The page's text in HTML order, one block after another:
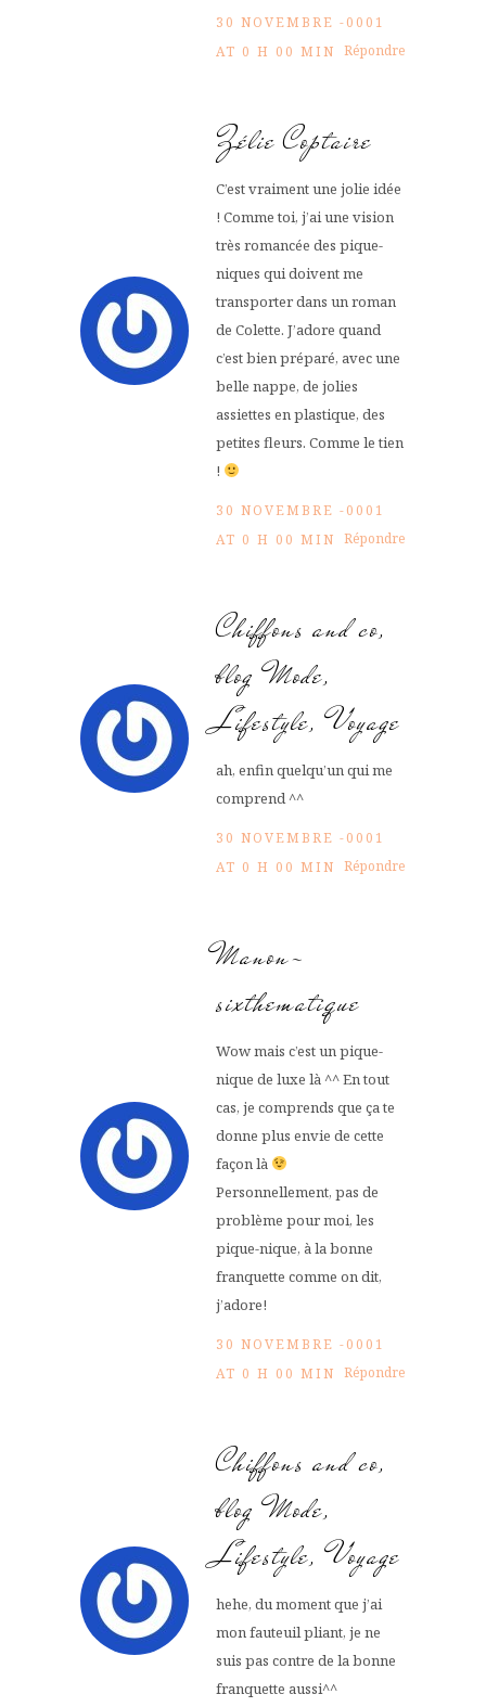
30 NOVEMBRE -0001
AT 0 H 00 MIN Répondre
Zélie Coptaire
C’est vraiment une jolie idée
! Comme toi, j’ai une vision
très romancée des pique-
niques qui doivent me
transporter dans un roman
de Colette. J’adore quand
c’est bien préparé, avec une
belle nappe, de jolies
assiettes en plastique, des
petites fleurs. Comme le tien
!
30 NOVEMBRE -0001
AT 0 H 00 MIN Répondre
Chiffons and co,
blog Mode,
Lifestyle, Voyage
ah, enfin quelqu’un qui me
comprend ^^
30 NOVEMBRE -0001
AT 0 H 00 MIN Répondre
Manon-
sixthematique
Wow mais c’est un pique-
nique de luxe là ^^ En tout
cas, je comprends que ça te
donne plus envie de cette
façon là
Personnellement, pas de
problème pour moi, les
pique-nique, à la bonne
franquette comme on dit,
j’adore!
30 NOVEMBRE -0001
AT 0 H 00 MIN Répondre
Chiffons and co,
blog Mode,
Lifestyle, Voyage
hehe, du moment que j’ai
mon fauteuil pliant, je ne
suis pas contre de la bonne
franquette aussi^^